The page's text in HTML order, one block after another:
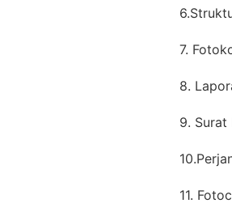
7.
8.
9. Surat
11.